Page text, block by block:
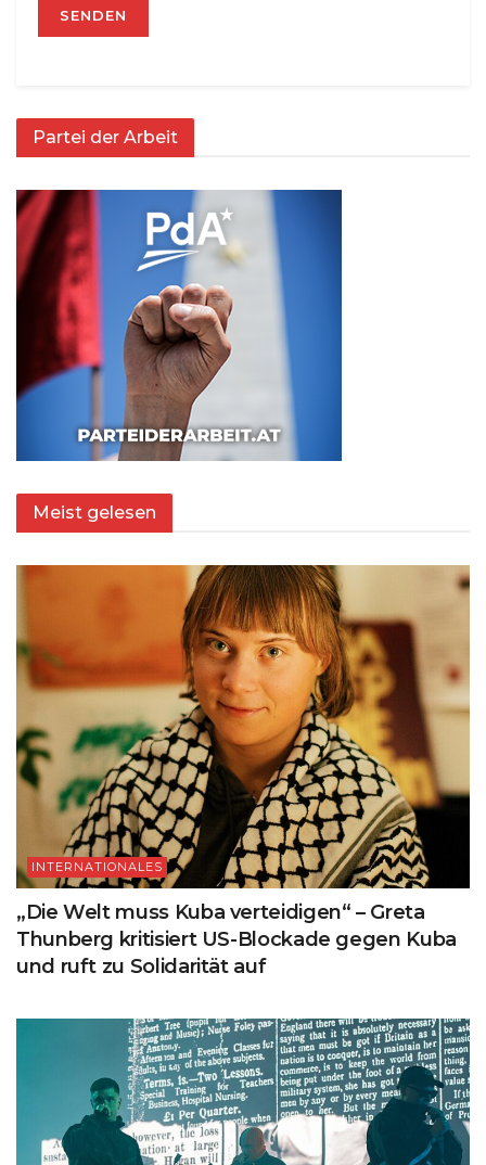
Partei der Arbeit
Meist gelesen
INTERNATIONALES
„Die Welt muss Kuba verteidigen“ – Greta
Thunberg kritisiert US-Blockade gegen Kuba
und ruft zu Solidarität auf